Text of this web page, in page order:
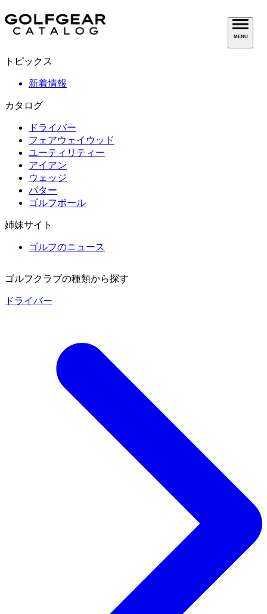
MENU
トピックス
新着情報
カタログ
ドライバー
フェアウェイウッド
ユーティリティー
アイアン
ウェッジ
パター
ゴルフボール
姉妹サイト
ゴルフのニュース
ゴルフクラブの種類から探す
ドライバー